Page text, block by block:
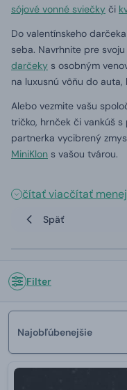
sójové vonné sviečky či
Do valentínskeho
seba. Navrhnite pre
darčeky s osobným
na luxusnú vôňu do
Alebo vezmite vašu
tričko, hrnček či vankúš
partnerka vycibrený
MiniKlon s vašou tvárou.
čítať viacčítať menej
Späť
Filter
Najobľúbenejšie